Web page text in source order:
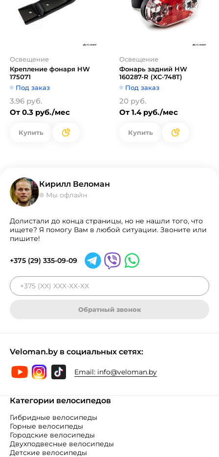
Освещение
Крепление фонаря HW
175071
Под заказ
3.96 руб.
От 0.3 руб./мес
Купить
Освещение
Фонарь задний HW
160287-R (XC-748T)
Под заказ
20 руб.
От 1.4 руб./мес
Купить
Кирилл Веломан
Мы офлайн
Долистали до конца страницы, но не нашли того, что
ищете? Я помогу Вам в любой ситуации. Звоните или
пишите!
+375 (29) 335-09-09
Обратный звонок
Veloman.by в социальных сетях:
Email: info@veloman.by
Категории велосипедов
Гибридные велосипеды
Горные велосипеды
Городские велосипеды
Двухподвесные велосипеды
Детские велосипеды